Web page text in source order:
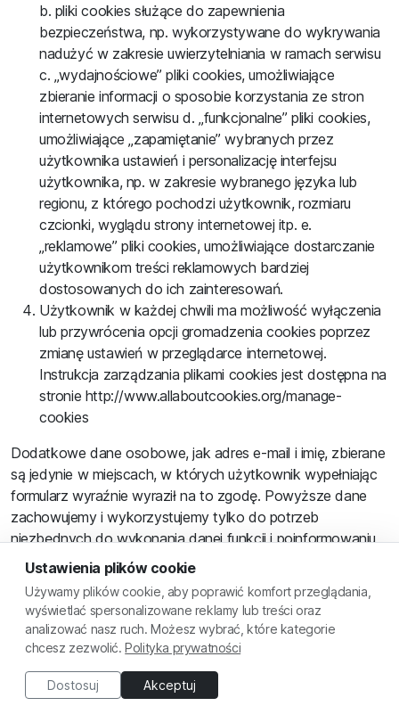
b. pliki cookies służące do zapewnienia
bezpieczeństwa, np. wykorzystywane do wykrywania
nadużyć w zakresie uwierzytelniania w ramach serwisu
c. „wydajnościowe” pliki cookies, umożliwiające
zbieranie informacji o sposobie korzystania ze stron
internetowych serwisu d. „funkcjonalne” pliki cookies,
umożliwiające „zapamiętanie” wybranych przez
użytkownika ustawień i personalizację interfejsu
użytkownika, np. w zakresie wybranego języka lub
regionu, z którego pochodzi użytkownik, rozmiaru
czcionki, wyglądu strony internetowej itp. e.
„reklamowe” pliki cookies, umożliwiające dostarczanie
użytkownikom treści reklamowych bardziej
dostosowanych do ich zainteresowań.
Użytkownik w każdej chwili ma możliwość wyłączenia
lub przywrócenia opcji gromadzenia cookies poprzez
zmianę ustawień w przeglądarce internetowej.
Instrukcja zarządzania plikami cookies jest dostępna na
stronie http://www.allaboutcookies.org/manage-
cookies
Dodatkowe dane osobowe, jak adres e-mail i imię, zbierane
są jedynie w miejscach, w których użytkownik wypełniając
formularz wyraźnie wyraził na to zgodę. Powyższe dane
zachowujemy i wykorzystujemy tylko do potrzeb
niezbędnych do wykonania danej funkcji i poinformowaniu
użytkownika o zmianach w ramach platformy lub pojawieniu
się nowych materiałów video w panelu klienta.
© 2026 Akademia Mieszkanicznika | Wspierane przez
Ustawienia plików cookie
| Regulamin
Kontakt
Ustawienia plików cookie
Używamy plików cookie, aby poprawić komfort przeglądania,
wyświetlać spersonalizowane reklamy lub treści oraz
analizować nasz ruch. Możesz wybrać, które kategorie
chcesz zezwolić.Polityka prywatności
Dostosuj Akceptuj